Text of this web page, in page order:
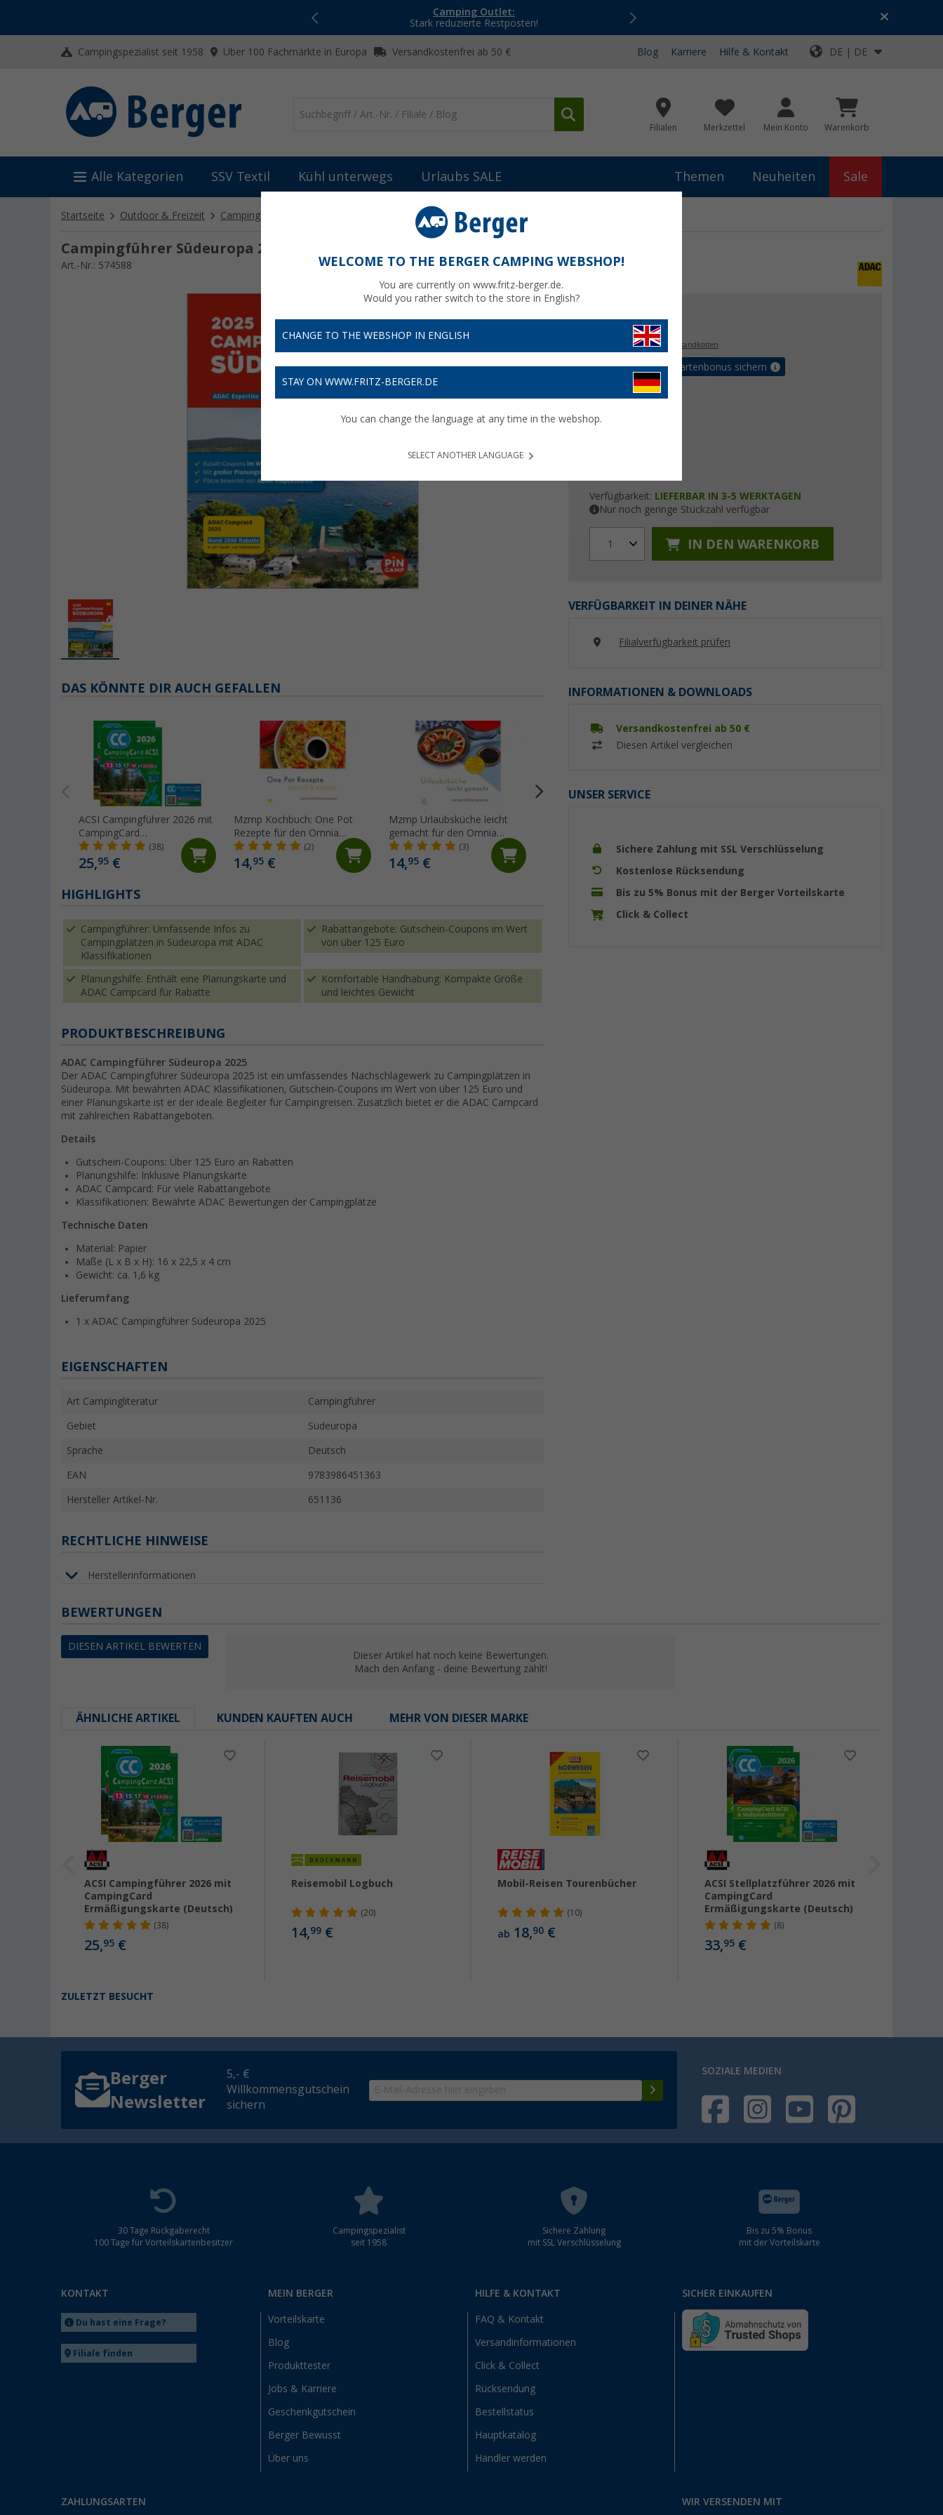
Camping Outlet:
Stark reduzierte Restposten!
Top-Deals für dein Abenteuer!
Campingspezialist seit 1958 Über 100 Fachmärkte in Europa Versandkostenfrei ab 50 € Blog Karriere Hilfe & Kontakt DE | DE
Filialen Merkzettel Mein Konto Warenkorb
Alle Kategorien SSV Textil Kühl unterwegs Urlaubs SALE Themen Neuheiten Sale
Startseite Outdoor & Freizeit Campingliteratur Campingführer Südeuropa 2025
Campingführer Südeuropa 2025
Art.-Nr.: 574588
29, €
Preise inkl. MwSt.,zzgl. Versandkosten
Bis zu 5% Vorteilskartenbonus sichern
Verfügbarkeit: LIEFERBAR IN 3-5 WERKTAGEN
Nur noch geringe Stückzahl verfügbar
1 IN DEN WARENKORB
VERFÜGBARKEIT IN DEINER NÄHE
Filialverfügbarkeit prüfen
INFORMATIONEN & DOWNLOADS
Versandkostenfrei ab 50 €
Diesen Artikel vergleichen
UNSER SERVICE
Sichere Zahlung mit SSL Verschlüsselung
Kostenlose Rücksendung
Bis zu 5% Bonus mit der Berger Vorteilskarte
Click & Collect
DAS KÖNNTE DIR AUCH GEFALLEN
ACSI Campingführer 2026 mit
CampingCard
Ermäßigungskarte (Deutsch)
(38)
25,95 €
Mzmp Kochbuch: One Pot
Rezepte für den Omnia
Backofen
(2)
14,95 €
Mzmp Urlaubsküche leicht
gemacht für den Omnia
Backofen Kochbuch 108
Seiten
(3)
14,95 €
Wohnwagen und ich
(10)
11,- €
HIGHLIGHTS
Campingführer: Umfassende Infos zu
Campingplätzen in Südeuropa mit ADAC
Klassifikationen
Rabattangebote: Gutschein-Coupons im Wert
von über 125 Euro
Planungshilfe: Enthält eine Planungskarte und
ADAC Campcard für Rabatte
Komfortable Handhabung: Kompakte Größe
und leichtes Gewicht
PRODUKTBESCHREIBUNG
ADAC Campingführer Südeuropa 2025
Der ADAC Campingführer Südeuropa 2025 ist ein umfassendes Nachschlagewerk zu Campingplätzen in
Südeuropa. Mit bewährten ADAC Klassifikationen, Gutschein-Coupons im Wert von über 125 Euro und
einer Planungskarte ist er der ideale Begleiter für Campingreisen. Zusätzlich bietet er die ADAC Campcard
mit zahlreichen Rabattangeboten.
Details
Gutschein-Coupons: Über 125 Euro an Rabatten
Planungshilfe: Inklusive Planungskarte
ADAC Campcard: Für viele Rabattangebote
Klassifikationen: Bewährte ADAC Bewertungen der Campingplätze
Technische Daten
Material: Papier
Maße (L x B x H): 16 x 22,5 x 4 cm
Gewicht: ca. 1,6 kg
Lieferumfang
1 x ADAC Campingführer Südeuropa 2025
EIGENSCHAFTEN
Art Campingliteratur Campingführer
Gebiet Südeuropa
Sprache Deutsch
EAN 9783986451363
Hersteller Artikel-Nr. 651136
RECHTLICHE HINWEISE
Herstellerinformationen
BEWERTUNGEN
DIESEN ARTIKEL BEWERTEN
Dieser Artikel hat noch keine Bewertungen.
Mach den Anfang - deine Bewertung zählt!
ÄHNLICHE ARTIKEL KUNDEN KAUFTEN AUCH MEHR VON DIESER MARKE
ACSI Campingführer 2026 mit
CampingCard
Ermäßigungskarte (Deutsch)
(38)
25,95 €
Reisemobil Logbuch
(20)
14,99€
Mobil-Reisen Tourenbücher
(10)
ab 18,90 €
ACSI Stellplatzführer 2026 mit
CampingCard
Ermäßigungskarte (Deutsch)
(8)
33,95€
ZULETZT BESUCHT
Berger
Newsletter
5,- €
Willkommensgutschein
sichern
SOZIALE MEDIEN
30 Tage Rückgaberecht
100 Tage für Vorteilskartenbesitzer
Campingspezialist
seit 1958
Sichere Zahlung
mit SSL Verschlüsselung
Bis zu 5% Bonus
mit der Vorteilskarte
KONTAKT
Du hast eine Frage?
Filiale finden
MEIN BERGER
Vorteilskarte
Blog
Produkttester
Jobs & Karriere
Geschenkgutschein
Berger Bewusst
Über uns
HILFE & KONTAKT
FAQ & Kontakt
Versandinformationen
Click & Collect
Rücksendung
Bestellstatus
Hauptkatalog
Händler werden
SICHER EINKAUFEN
ZAHLUNGSARTEN WIR VERSENDEN MIT
WELCOME TO THE BERGER CAMPING WEBSHOP!
You are currently on www.fritz-berger.de.
Would you rather switch to the store in English?
CHANGE TO THE WEBSHOP IN ENGLISH
STAY ON WWW.FRITZ-BERGER.DE
You can change the language at any time in the webshop.
SELECT ANOTHER LANGUAGE